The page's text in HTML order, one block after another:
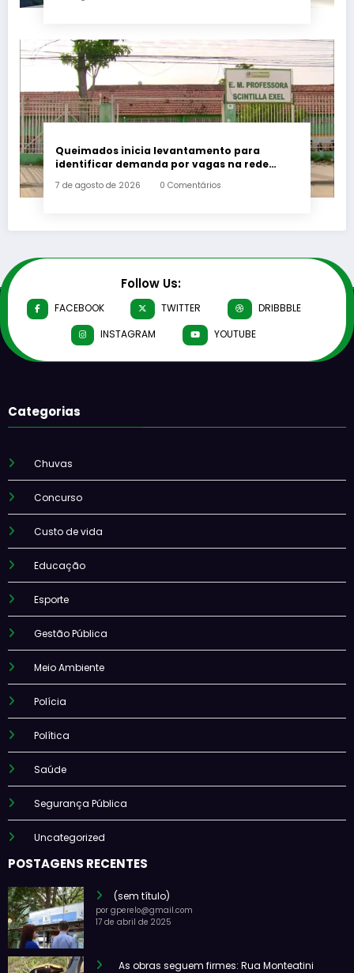
Queimados inicia levantamento para
identificar demanda por vagas na rede
7 de agosto de 2026 0 Comentários
Follow Us:
FACEBOOK TWITTER
DRIBBBLE
INSTAGRAM
YOUTUBE
Categorias
Chuvas
Concurso
Custo de vida
Educação
Esporte
Gestão Pública
Meio Ambiente
Polícia
Política
Saúde
Segurança Pública
Uncategorized
POSTAGENS RECENTES
(sem título)
por gperelo@gmail.com
17 de abril de 2025
As obras seguem firmes: Rua Monteatini